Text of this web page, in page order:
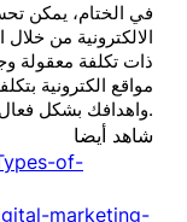
في الختام، يمكن
الالكترونية من
ذات تكلفة معقولة
مواقع الكترونية
واهدافك بشكل فعال.
شاهد أيضا
of-
marketing-